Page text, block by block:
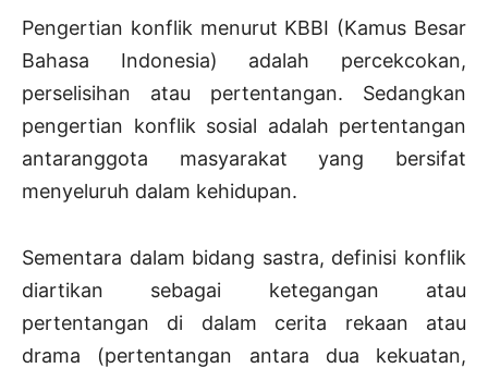
Pengertian konflik menurut KBBI (Kamus Besar
Bahasa Indonesia) adalah percekcokan,
perselisihan atau pertentangan. Sedangkan
pengertian konflik sosial adalah pertentangan
antaranggota masyarakat yang bersifat
menyeluruh dalam kehidupan.
Sementara dalam bidang sastra, definisi konflik
diartikan sebagai ketegangan atau
pertentangan di dalam cerita rekaan atau
drama (pertentangan antara dua kekuatan,